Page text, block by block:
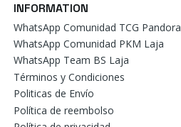
INFORMATION
WhatsApp Comunidad TCG Pandora
WhatsApp Comunidad PKM Laja
WhatsApp Team BS Laja
Términos y Condiciones
Politicas de Envío
Política de reembolso